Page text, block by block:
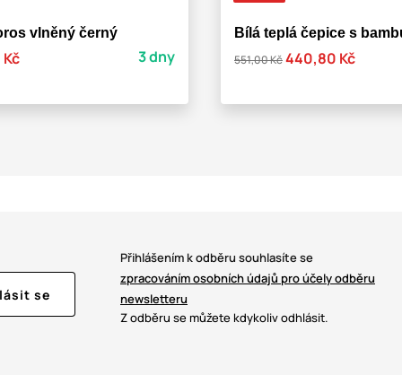
vlněný černý
3 dny
Bílá teplá čepice s
551,00 Kč440,80 Kč
se
Přihlášením k odběru souhlasíte se
zpracováním osobních údajů pro účely odběru
newsletteru
Z odběru se můžete kdykoliv odhlásit.